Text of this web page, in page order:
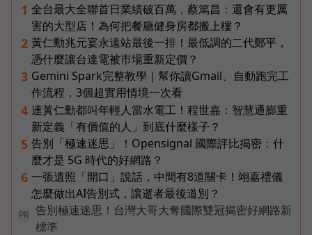
1 全台最大全聯首日業績破百萬，蔡篤昌：還會有更厲
害的大型店！為何把餐廳健身房都搬上樓？
2 黃仁勳兆元宴永遠站最後一排！最低調的二代鄭平，
憑什麼讓台達電被市場重新定價？
3 Gemini Spark完整教學｜幫你讀Gmail、自動跑完工
作流程，3個超實用情境一次看
4 連黃仁勳都叫年輕人當水電工！程世嘉：智慧通膨重
新定義「有價值的人」到底什麼樣子？
5 告別「極速迷思」！Opensignal 國際評比揭密：什
麼才是 5G 時代的好網路？
6 一張遺照「開口」說話，中間有8道關卡！翊嘉禮儀
怎麼做出AI告別式，讓逝者最後道別？
PR
告別極速迷思！台灣大哥大奪國際雙冠揭密好網路新
標準